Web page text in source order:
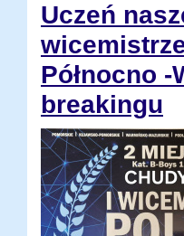
Uczeń
Północno
breakingu